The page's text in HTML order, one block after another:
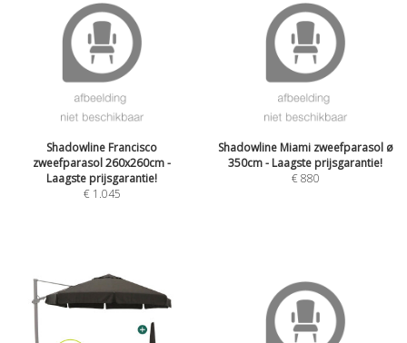
Shadowline Francisco
zweefparasol 260x260cm -
Laagste prijsgarantie!
€ 1.045
Shadowline Miami zweefparasol ø
350cm - Laagste prijsgarantie!
€880